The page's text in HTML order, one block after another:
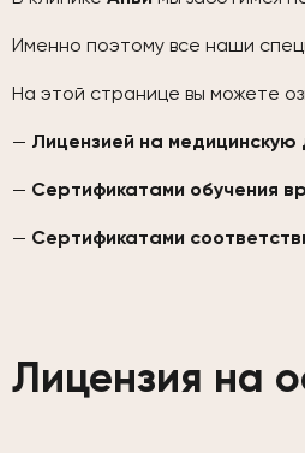
Именно поэтому все наши
На этой странице вы можете
— Лицензией на медицинскую
— Сертификатами обучения
— Сертификатами
Лицензия на